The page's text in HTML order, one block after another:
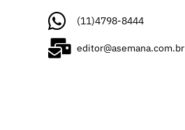
(11)4798-8444
editor@asemana.com.br